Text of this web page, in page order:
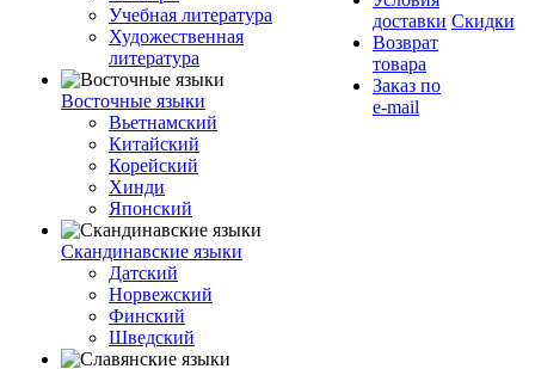
Учебная литература
Художественная
литература
Восточные языки
Вьетнамский
Китайский
Корейский
Хинди
Японский
Скандинавские языки
Датский
Норвежский
Финский
Шведский
доставки
Возврат
товара
Заказ по
e-mail
Скидки